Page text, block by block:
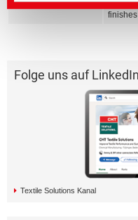
finishes
Folge uns auf LinkedIn
Textile Solutions Kanal